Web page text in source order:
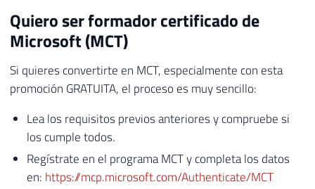
Quiero ser formador certificado de
Microsoft (MCT)
Si quieres convertirte en MCT, especialmente con esta
promoción GRATUITA, el proceso es muy sencillo:
Lea los requisitos previos anteriores y compruebe si
los cumple todos.
Regístrate en el programa MCT y completa los datos
en: https://mcp.microsoft.com/Authenticate/MCT